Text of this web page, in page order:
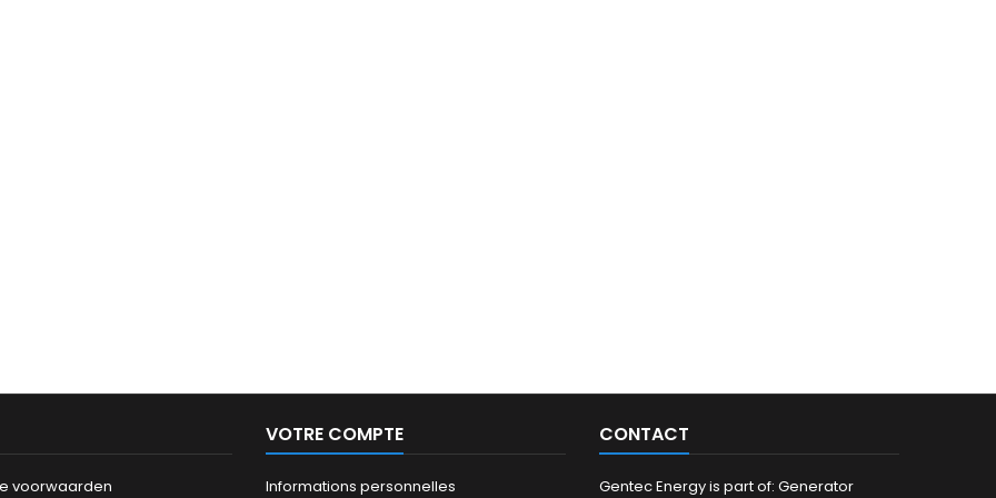
voorwaarden
VOTRE COMPTE
Informations personnelles
CONTACT
Gentec Energy is part of: Generator